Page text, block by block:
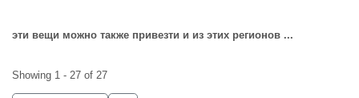
эти вещи можно также привезти и из этих регионов ...
Showing 1 - 27 of 27